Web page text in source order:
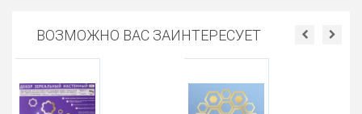
ВОЗМОЖНО ВАС ЗАИНТЕРЕСУЕТ